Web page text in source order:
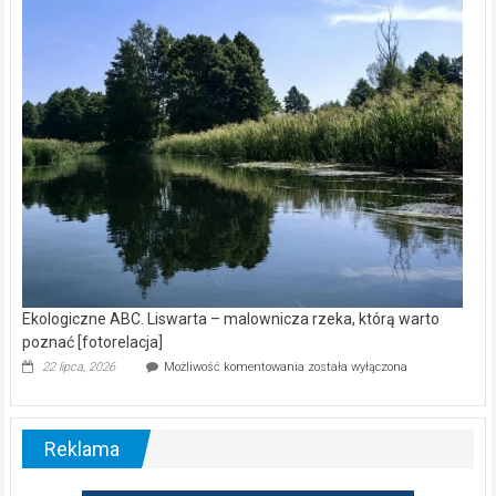
wśród
Ekologiczne ABC. Liswarta – malownicza rzeka, którą warto
poznać [fotorelacja]
22 lipca, 2026 Możliwość komentowania Ekologiczne
–
warto
została wyłączona
Reklama